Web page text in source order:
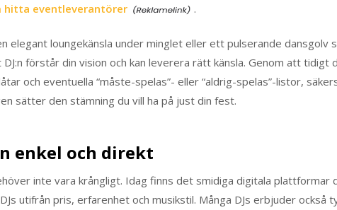
hitta eventleverantörer .
elegant loungekänsla under minglet eller ett pulserande dansgolv
förstår din vision och kan leverera rätt känsla. Genom att tidigt
och eventuella “måste-spelas”- eller “aldrig-spelas”-listor,
sätter den stämning du vill ha på just din fest.
enkel och direkt
inte vara krångligt. Idag finns det smidiga digitala plattformar
utifrån pris, erfarenhet och musikstil. Många DJs erbjuder också